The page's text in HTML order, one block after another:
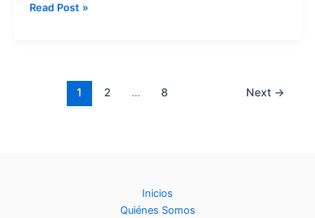
Cómo
Read Post »
1 2 … 8 Next →
Inicios
Quiénes Somos